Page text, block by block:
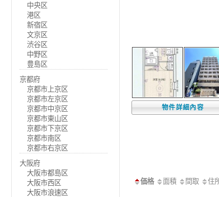
物件詳細內容
価格 面積 間取 住
中央区
港区
新宿区
文京区
渋谷区
中野区
豊島区
京都府
京都市上京区
京都市左京区
京都市中京区
京都市東山区
京都市下京区
京都市南区
京都市右京区
大阪府
大阪市都島区
大阪市西区
大阪市浪速区